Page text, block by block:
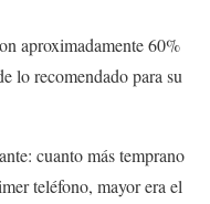
aproximadamente 60%
lo recomendado para su
cuanto más temprano
teléfono, mayor era el